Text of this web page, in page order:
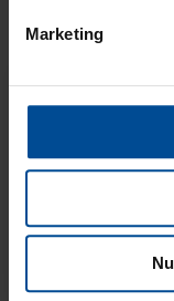
Marketing
30 Tage Bestpreis: